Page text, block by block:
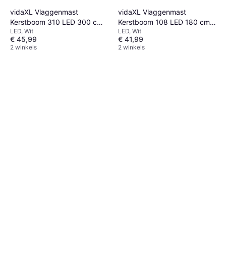
vidaXL Vlaggenmast
Kerstboom 310 LED 300 cm
Verlichting voor vlaggenmast
LED, Wit
€ 45,99
2 winkels
vidaXL Vlaggenmast
Kerstboom 108 LED 180 cm
Verlichting voor vlaggenmast
LED, Wit
€ 41,99
2 winkels